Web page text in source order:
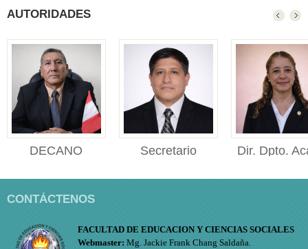
AUTORIDADES
DECANO
Educación y Ciencias
Sociales ...
Secretario
Dir. Dpto.
Educación
CONTÁCTENOS
FACULTAD DE EDUCACION Y CIENCIAS SOCIALES
Webmaster: Mg. Jackie Frank Chang Saldaña.